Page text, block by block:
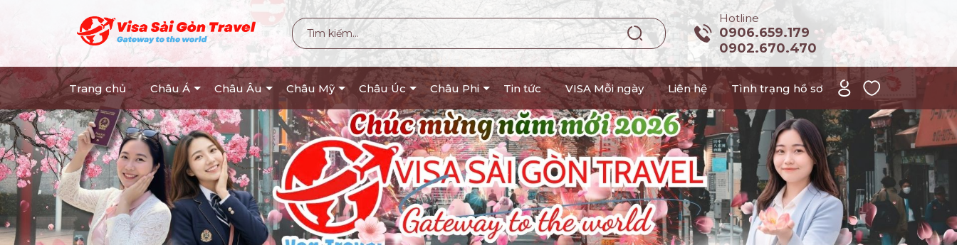
Hotline
0906.659.179
0902.670.470
Trang chủ Châu Á Châu Âu Châu Mỹ Châu Úc Châu Phi Tin tức VISA Mỗi ngày Liên hệ Tình trạng hồ sơ